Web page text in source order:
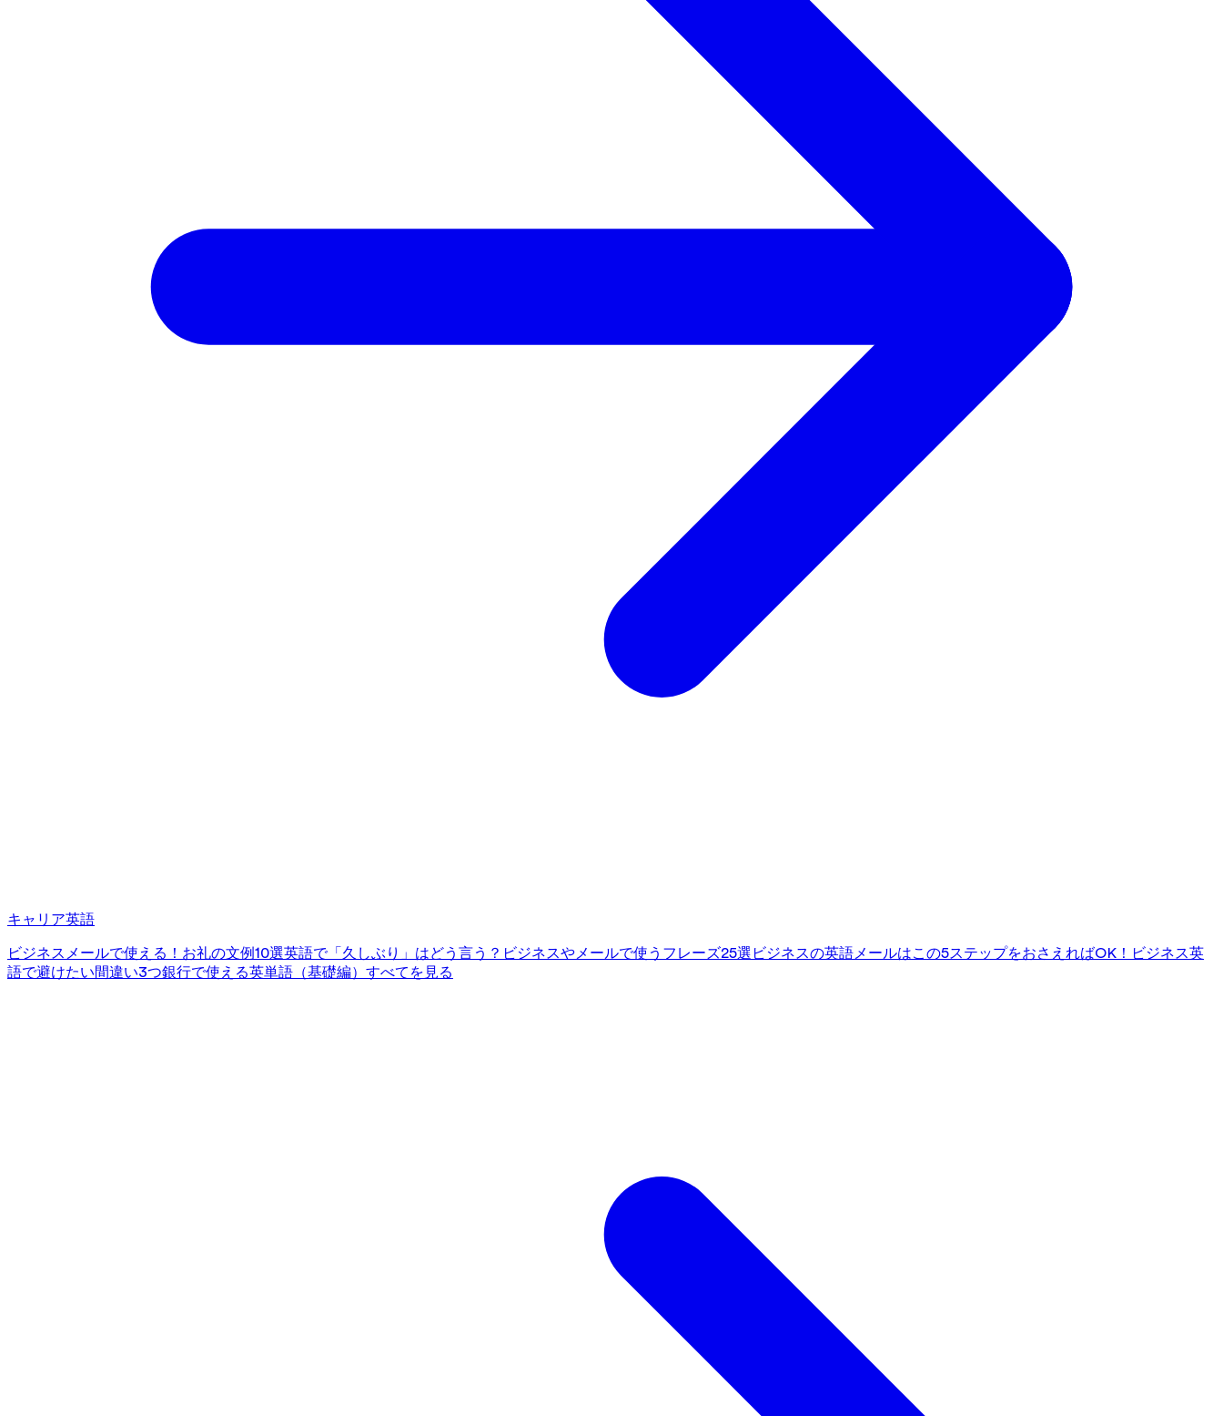
キャリア英語
ビジネスメールで使える！お礼の文例10選英語で「久しぶり」はどう言う？ビジネスやメールで使うフレーズ25選 ビジネスの英語メールはこの5ステップをおさえればOK！ ビジネス英
語で避けたい間違い3つ銀行で使える英単語（基礎編） すべてを見る